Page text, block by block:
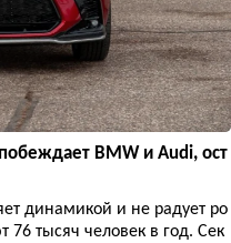
BMW и Audi, ост
динамикой и не радует ро
тысяч человек в год. Сек